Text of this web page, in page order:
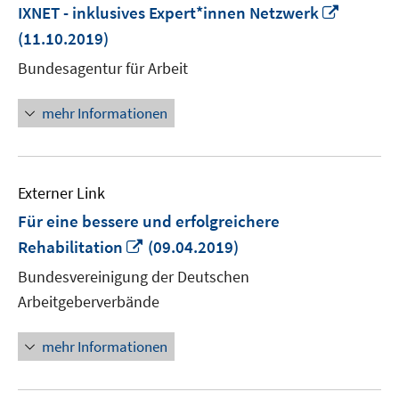
IXNET - inklusives Expert*innen Netzwerk
(11.10.2019)
Bundesagentur für Arbeit
mehr Informationen
Externer Link
Für eine bessere und erfolgreichere
Rehabilitation
In
neuem
Fenster
öffnen
(09.04.2019)
Bundesvereinigung der Deutschen
Arbeitgeberverbände
mehr Informationen